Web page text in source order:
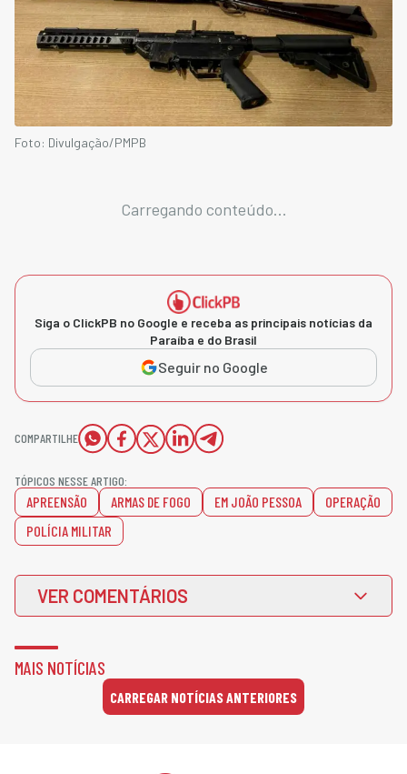
Foto: Divulgação/PMPB
Carregando conteúdo...
Siga o ClickPB no Google e receba as principais notícias da
Paraíba e do Brasil
Seguir no Google
COMPARTILHE
TÓPICOS NESSE ARTIGO:
APREENSÃO ARMAS DE FOGO EM JOÃO PESSOA
OPERAÇÃO
POLÍCIA MILITAR
VER COMENTÁRIOS
MAIS NOTÍCIAS
CARREGAR NOTÍCIAS ANTERIORES